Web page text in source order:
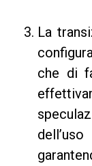
La
che di